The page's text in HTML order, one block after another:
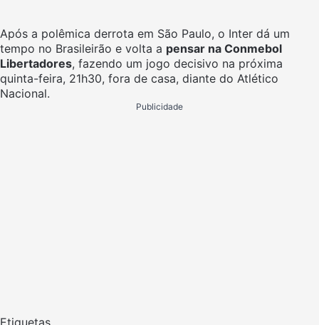
Após a polêmica derrota em São Paulo, o Inter dá um
tempo no Brasileirão e volta a pensar na Conmebol
Libertadores, fazendo um jogo decisivo na próxima
quinta-feira, 21h30, fora de casa, diante do Atlético
Nacional.
Publicidade